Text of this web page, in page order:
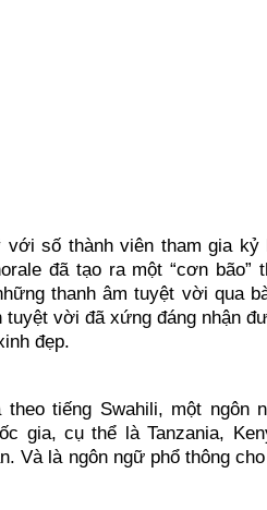
số thành viên tham gia kỷ
đã tạo ra một “cơn bão”
thanh âm tuyệt vời qua
tuyệt vời đã xứng đáng nhận
đẹp.
tiếng Swahili, một ngôn
gia, cụ thể là Tanzania,
Và là ngôn ngữ phổ thông